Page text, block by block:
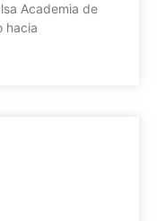
Academia de
hacia